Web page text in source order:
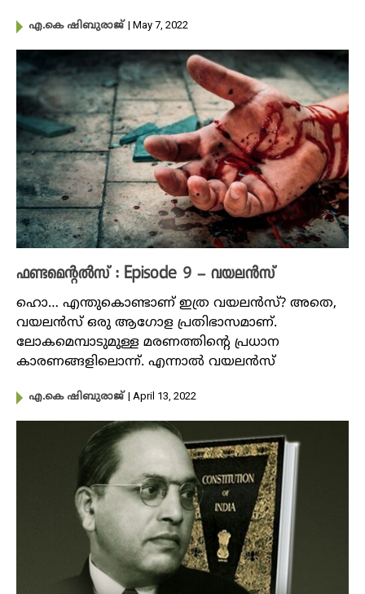
എ.കെ ഷിബുരാജ് | May 7, 2022
ഫണ്ടമെന്റൽസ് : Episode 9 – വയലൻസ്
ഹൊ… എന്തുകൊണ്ടാണ് ഇത്ര വയലൻസ്? അതെ,
വയലൻസ് ഒരു ആഗോള പ്രതിഭാസമാണ്.
ലോകമെമ്പാടുമുള്ള മരണത്തിന്റെ പ്രധാന
കാരണങ്ങളിലൊന്ന്. എന്നാൽ വയലൻസ്
എ.കെ ഷിബുരാജ് | April 13, 2022